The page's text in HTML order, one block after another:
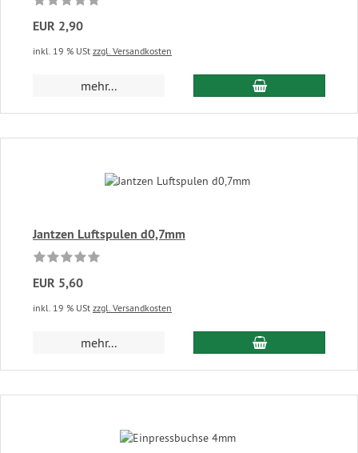
EUR 2,90
inkl. 19 % USt zzgl. Versandkosten
mehr... In den
Jantzen Luftspulen d0,7mm
EUR 5,60
inkl. 19 % USt zzgl. Versandkosten
mehr... In den